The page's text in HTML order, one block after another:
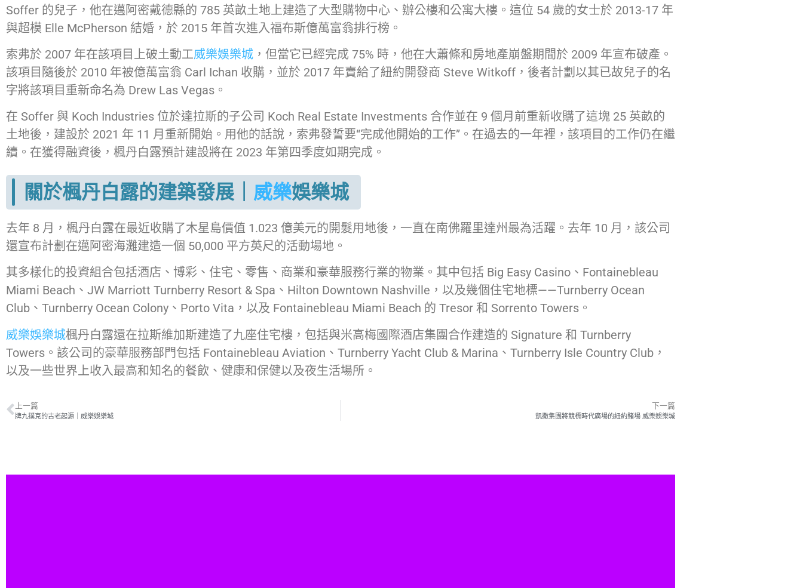
Soffer 的兒子，他在邁阿密戴德縣的 785 英畝土地上建造了大型購物中心、辦公樓和公寓大樓。這位 54 歲的女士於 2013-17 年
與超模 Elle McPherson 結婚，於 2015 年首次進入福布斯億萬富翁排行榜。
索弗於 2007 年在該項目上破土動工威樂娛樂城 ，但當它已經完成 75% 時，他在大蕭條和房地產崩盤期間於 2009 年宣布破產。
該項目隨後於 2010 年被億萬富翁 Carl Ichan 收購，並於 2017 年賣給了紐約開發商 Steve Witkoff，後者計劃以其已故兒子的名
字將該項目重新命名為 Drew Las Vegas。
在 Soffer 與 Koch Industries 位於達拉斯的子公司 Koch Real Estate Investments 合作並在 9 個月前重新收購了這塊 25 英畝的
土地後，建設於 2021 年 11 月重新開始。用他的話說，索弗發誓要“完成他開始的工作”。在過去的一年裡，該項目的工作仍在繼
續。在獲得融資後，楓丹白露預計建設將在 2023 年第四季度如期完成。
關於楓丹白露的建築發展｜ 威樂娛樂城
去年 8 月，楓丹白露在最近收購了木星島價值 1.023 億美元的開髮用地後，一直在南佛羅里達州最為活躍。去年 10 月，該公司
還宣布計劃在邁阿密海灘建造一個 50,000 平方英尺的活動場地。
其多樣化的投資組合包括酒店、博彩、住宅、零售、商業和豪華服務行業的物業。其中包括 Big Easy Casino、Fontainebleau
Miami Beach、JW Marriott Turnberry Resort & Spa、Hilton Downtown Nashville，以及幾個住宅地標——Turnberry Ocean
Club、Turnberry Ocean Colony、Porto Vita，以及 Fontainebleau Miami Beach 的 Tresor 和 Sorrento Towers。
威樂娛樂城楓丹白露還在拉斯維加斯建造了九座住宅樓，包括與米高梅國際酒店集團合作建造的 Signature 和 Turnberry
Towers。該公司的豪華服務部門包括 Fontainebleau Aviation、Turnberry Yacht Club & Marina、Turnberry Isle Country Club，
以及一些世界上收入最高和知名的餐飲、健康和保健以及夜生活場所。
上一篇
牌九撲克的古老起源｜威樂娛樂城
下一篇
凱撒集團將競標時代廣場的紐約賭場 威樂娛樂城